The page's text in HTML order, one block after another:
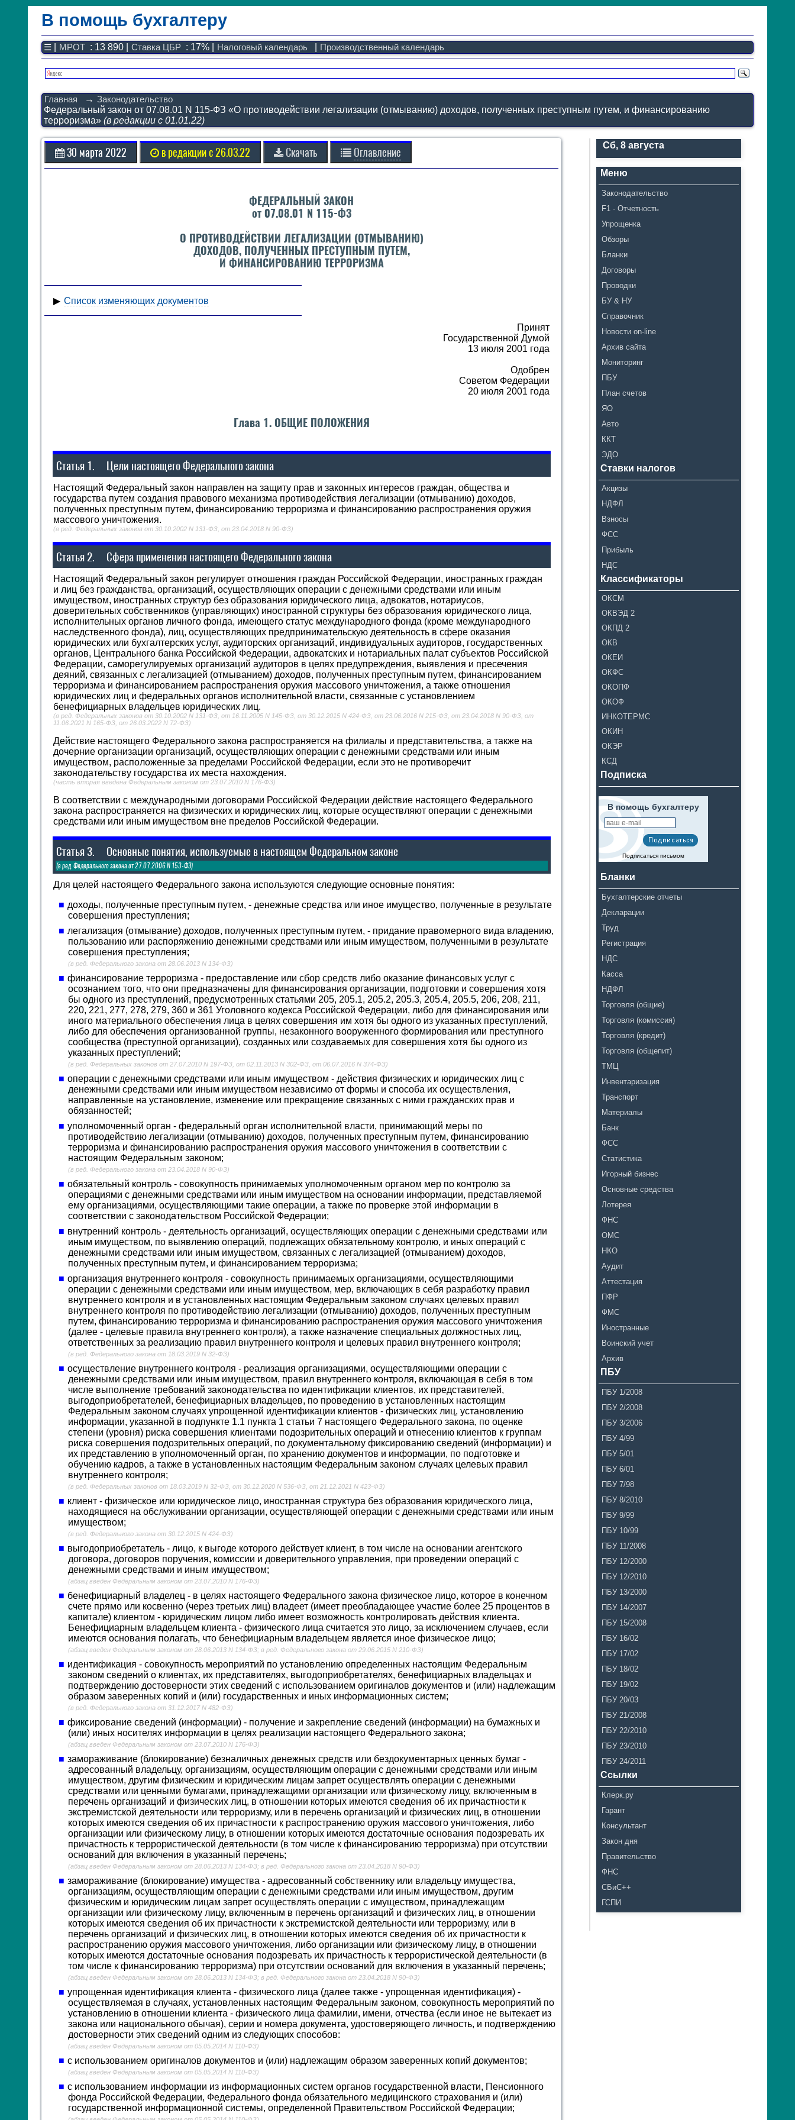
В помощь бухгалтеру
☰ МРОТ : 13 890 | Ставка ЦБР : 17% | Налоговый календарь Производственный календарь
Законодательство
F1 - Отчетность
План счетов
Упрощенка
Договоры
Главная → Законодательство
Федеральный закон от 07.08.01 N 115-ФЗ «О противодействии легализации (отмыванию) доходов, полученных преступным путем, и финансированию
терроризма»(в редакции с 01.01.22)
30 марта 2022 в редакции с 26.03.22 Скачать Оглавление
ФЕДЕРАЛЬНЫЙ ЗАКОН
от 07.08.01 N 115-ФЗ
О ПРОТИВОДЕЙСТВИИ ЛЕГАЛИЗАЦИИ (ОТМЫВАНИЮ)
ДОХОДОВ, ПОЛУЧЕННЫХ ПРЕСТУПНЫМ ПУТЕМ,
И ФИНАНСИРОВАНИЮ ТЕРРОРИЗМА
Список изменяющих документов
Принят
Государственной Думой
13 июля 2001 года
Одобрен
Советом Федерации
20 июля 2001 года
Глава 1. ОБЩИЕ ПОЛОЖЕНИЯ
Статья 1. Цели настоящего Федерального закона
Настоящий Федеральный закон направлен на защиту прав и законных интересов граждан, общества и
государства путем создания правового механизма противодействия легализации (отмыванию) доходов,
полученных преступным путем, финансированию терроризма и финансированию распространения оружия
массового уничтожения.
(в ред. Федеральных законов от 30.10.2002 N 131-ФЗ, от 23.04.2018 N 90-ФЗ)
Статья 2. Сфера применения настоящего Федерального закона
Настоящий Федеральный закон регулирует отношения граждан Российской Федерации, иностранных граждан
и лиц без гражданства, организаций, осуществляющих операции с денежными средствами или иным
имуществом, иностранных структур без образования юридического лица, адвокатов, нотариусов,
доверительных собственников (управляющих) иностранной структуры без образования юридического лица,
исполнительных органов личного фонда, имеющего статус международного фонда (кроме международного
наследственного фонда), лиц, осуществляющих предпринимательскую деятельность в сфере оказания
юридических или бухгалтерских услуг, аудиторских организаций, индивидуальных аудиторов, государственных
органов, Центрального банка Российской Федерации, адвокатских и нотариальных палат субъектов Российской
Федерации, саморегулируемых организаций аудиторов в целях предупреждения, выявления и пресечения
деяний, связанных с легализацией (отмыванием) доходов, полученных преступным путем, финансированием
терроризма и финансированием распространения оружия массового уничтожения, а также отношения
юридических лиц и федеральных органов исполнительной власти, связанные с установлением
бенефициарных владельцев юридических лиц.
(в ред. Федеральных законов от 30.10.2002 N 131-ФЗ, от 16.11.2005 N 145-ФЗ, от 30.12.2015 N 424-ФЗ, от 23.06.2016 N 215-ФЗ, от 23.04.2018 N 90-ФЗ, от
11.06.2021 N 165-ФЗ, от 26.03.2022 N 72-ФЗ)
Действие настоящего Федерального закона распространяется на филиалы и представительства, а также на
дочерние организации организаций, осуществляющих операции с денежными средствами или иным
имуществом, расположенные за пределами Российской Федерации, если это не противоречит
законодательству государства их места нахождения.
(часть вторая введена Федеральным законом от 23.07.2010 N 176-ФЗ)
В соответствии с международными договорами Российской Федерации действие настоящего Федерального
закона распространяется на физических и юридических лиц, которые осуществляют операции с денежными
средствами или иным имуществом вне пределов Российской Федерации.
Статья 3. Основные понятия, используемые в настоящем Федеральном законе
(в ред. Федерального закона от 27.07.2006 N 153-ФЗ)
Для целей настоящего Федерального закона используются следующие основные понятия:
доходы, полученные преступным путем, - денежные средства или иное имущество, полученные в результате
совершения преступления;
легализация (отмывание) доходов, полученных преступным путем, - придание правомерного вида владению,
пользованию или распоряжению денежными средствами или иным имуществом, полученными в результате
совершения преступления;
(в ред. Федерального закона от 28.06.2013 N 134-ФЗ)
финансирование терроризма - предоставление или сбор средств либо оказание финансовых услуг с
осознанием того, что они предназначены для финансирования организации, подготовки и совершения хотя
бы одного из преступлений, предусмотренных статьями 205, 205.1, 205.2, 205.3, 205.4, 205.5, 206, 208, 211,
220, 221, 277, 278, 279, 360 и 361 Уголовного кодекса Российской Федерации, либо для финансирования или
иного материального обеспечения лица в целях совершения им хотя бы одного из указанных преступлений,
либо для обеспечения организованной группы, незаконного вооруженного формирования или преступного
сообщества (преступной организации), созданных или создаваемых для совершения хотя бы одного из
указанных преступлений;
(в ред. Федеральных законов от 27.07.2010 N 197-ФЗ, от 02.11.2013 N 302-ФЗ, от 06.07.2016 N 374-ФЗ)
операции с денежными средствами или иным имуществом - действия физических и юридических лиц с
денежными средствами или иным имуществом независимо от формы и способа их осуществления,
направленные на установление, изменение или прекращение связанных с ними гражданских прав и
обязанностей;
уполномоченный орган - федеральный орган исполнительной власти, принимающий меры по
противодействию легализации (отмыванию) доходов, полученных преступным путем, финансированию
терроризма и финансированию распространения оружия массового уничтожения в соответствии с
настоящим Федеральным законом;
(в ред. Федерального закона от 23.04.2018 N 90-ФЗ)
обязательный контроль - совокупность принимаемых уполномоченным органом мер по контролю за
операциями с денежными средствами или иным имуществом на основании информации, представляемой
ему организациями, осуществляющими такие операции, а также по проверке этой информации в
соответствии с законодательством Российской Федерации;
внутренний контроль - деятельность организаций, осуществляющих операции с денежными средствами или
иным имуществом, по выявлению операций, подлежащих обязательному контролю, и иных операций с
денежными средствами или иным имуществом, связанных с легализацией (отмыванием) доходов,
полученных преступным путем, и финансированием терроризма;
организация внутреннего контроля - совокупность принимаемых организациями, осуществляющими
операции с денежными средствами или иным имуществом, мер, включающих в себя разработку правил
внутреннего контроля и в установленных настоящим Федеральным законом случаях целевых правил
внутреннего контроля по противодействию легализации (отмыванию) доходов, полученных преступным
путем, финансированию терроризма и финансированию распространения оружия массового уничтожения
(далее - целевые правила внутреннего контроля), а также назначение специальных должностных лиц,
ответственных за реализацию правил внутреннего контроля и целевых правил внутреннего контроля;
(в ред. Федерального закона от 18.03.2019 N 32-ФЗ)
осуществление внутреннего контроля - реализация организациями, осуществляющими операции с
денежными средствами или иным имуществом, правил внутреннего контроля, включающая в себя в том
числе выполнение требований законодательства по идентификации клиентов, их представителей,
выгодоприобретателей, бенефициарных владельцев, по проведению в установленных настоящим
Федеральным законом случаях упрощенной идентификации клиентов - физических лиц, установлению
информации, указанной в подпункте 1.1 пункта 1 статьи 7 настоящего Федерального закона, по оценке
степени (уровня) риска совершения клиентами подозрительных операций и отнесению клиентов к группам
риска совершения подозрительных операций, по документальному фиксированию сведений (информации) и
их представлению в уполномоченный орган, по хранению документов и информации, по подготовке и
обучению кадров, а также в установленных настоящим Федеральным законом случаях целевых правил
внутреннего контроля;
(в ред. Федеральных законов от 18.03.2019 N 32-ФЗ, от 30.12.2020 N 536-ФЗ, от 21.12.2021 N 423-ФЗ)
клиент - физическое или юридическое лицо, иностранная структура без образования юридического лица,
находящиеся на обслуживании организации, осуществляющей операции с денежными средствами или иным
имуществом;
(в ред. Федерального закона от 30.12.2015 N 424-ФЗ)
выгодоприобретатель - лицо, к выгоде которого действует клиент, в том числе на основании агентского
договора, договоров поручения, комиссии и доверительного управления, при проведении операций с
денежными средствами и иным имуществом;
(абзац введен Федеральным законом от 23.07.2010 N 176-ФЗ)
бенефициарный владелец - в целях настоящего Федерального закона физическое лицо, которое в конечном
счете прямо или косвенно (через третьих лиц) владеет (имеет преобладающее участие более 25 процентов в
капитале) клиентом - юридическим лицом либо имеет возможность контролировать действия клиента.
Бенефициарным владельцем клиента - физического лица считается это лицо, за исключением случаев, если
имеются основания полагать, что бенефициарным владельцем является иное физическое лицо;
(абзац введен Федеральным законом от 28.06.2013 N 134-ФЗ; в ред. Федерального закона от 29.06.2015 N 210-ФЗ)
идентификация - совокупность мероприятий по установлению определенных настоящим Федеральным
законом сведений о клиентах, их представителях, выгодоприобретателях, бенефициарных владельцах и
подтверждению достоверности этих сведений с использованием оригиналов документов и (или) надлежащим
образом заверенных копий и (или) государственных и иных информационных систем;
(в ред. Федерального закона от 31.12.2017 N 482-ФЗ)
фиксирование сведений (информации) - получение и закрепление сведений (информации) на бумажных и
(или) иных носителях информации в целях реализации настоящего Федерального закона;
(абзац введен Федеральным законом от 23.07.2010 N 176-ФЗ)
замораживание (блокирование) безналичных денежных средств или бездокументарных ценных бумаг -
адресованный владельцу, организациям, осуществляющим операции с денежными средствами или иным
имуществом, другим физическим и юридическим лицам запрет осуществлять операции с денежными
средствами или ценными бумагами, принадлежащими организации или физическому лицу, включенным в
перечень организаций и физических лиц, в отношении которых имеются сведения об их причастности к
экстремистской деятельности или терроризму, или в перечень организаций и физических лиц, в отношении
которых имеются сведения об их причастности к распространению оружия массового уничтожения, либо
организации или физическому лицу, в отношении которых имеются достаточные основания подозревать их
причастность к террористической деятельности (в том числе к финансированию терроризма) при отсутствии
оснований для включения в указанный перечень;
(абзац введен Федеральным законом от 28.06.2013 N 134-ФЗ; в ред. Федерального закона от 23.04.2018 N 90-ФЗ)
замораживание (блокирование) имущества - адресованный собственнику или владельцу имущества,
организациям, осуществляющим операции с денежными средствами или иным имуществом, другим
физическим и юридическим лицам запрет осуществлять операции с имуществом, принадлежащим
организации или физическому лицу, включенным в перечень организаций и физических лиц, в отношении
которых имеются сведения об их причастности к экстремистской деятельности или терроризму, или в
перечень организаций и физических лиц, в отношении которых имеются сведения об их причастности к
распространению оружия массового уничтожения, либо организации или физическому лицу, в отношении
которых имеются достаточные основания подозревать их причастность к террористической деятельности (в
том числе к финансированию терроризма) при отсутствии оснований для включения в указанный перечень;
(абзац введен Федеральным законом от 28.06.2013 N 134-ФЗ; в ред. Федерального закона от 23.04.2018 N 90-ФЗ)
упрощенная идентификация клиента - физического лица (далее также - упрощенная идентификация) -
осуществляемая в случаях, установленных настоящим Федеральным законом, совокупность мероприятий по
установлению в отношении клиента - физического лица фамилии, имени, отчества (если иное не вытекает из
закона или национального обычая), серии и номера документа, удостоверяющего личность, и подтверждению
достоверности этих сведений одним из следующих способов:
(абзац введен Федеральным законом от 05.05.2014 N 110-ФЗ)
с использованием оригиналов документов и (или) надлежащим образом заверенных копий документов;
(абзац введен Федеральным законом от 05.05.2014 N 110-ФЗ)
с использованием информации из информационных систем органов государственной власти, Пенсионного
фонда Российской Федерации, Федерального фонда обязательного медицинского страхования и (или)
государственной информационной системы, определенной Правительством Российской Федерации;
Сб, 8 августа
Меню
Законодательство
F1 - Отчетность
Упрощенка
Обзоры
Бланки
Договоры
Проводки
БУ & НУ
Справочник
Новости on-line
Архив сайта
Мониторинг
ПБУ
План счетов
ЯО
Авто
ККТ
ЭДО
Ставки налогов
Акцизы
НДФЛ
Взносы
ФСС
Прибыль
НДС
Классификаторы
ОКСМ
ОКВЭД 2
ОКПД 2
ОКВ
ОКЕИ
ОКФС
ОКОПФ
ОКОФ
ИНКОТЕРМС
ОКИН
ОКЭР
КСД
Подписка
В помощь бухгалтеру
Подписаться письмом
Бланки
Бухгалтерские отчеты
Декларации
Труд
Регистрация
НДС
Касса
НДФЛ
Торговля (общие)
Торговля (комиссия)
Торговля (кредит)
Торговля (общепит)
ТМЦ
Инвентаризация
Транспорт
Материалы
Банк
ФСС
Статистика
Игорный бизнес
Основные средства
Лотерея
ФНС
ОМС
НКО
Аудит
Аттестация
ПФР
ФМС
Иностранные
Воинский учет
Архив
ПБУ
ПБУ 1/2008
ПБУ 2/2008
ПБУ 3/2006
ПБУ 4/99
ПБУ 5/01
ПБУ 6/01
ПБУ 7/98
ПБУ 8/2010
ПБУ 9/99
ПБУ 10/99
ПБУ 11/2008
ПБУ 12/2000
ПБУ 12/2010
ПБУ 13/2000
ПБУ 14/2007
ПБУ 15/2008
ПБУ 16/02
ПБУ 17/02
ПБУ 18/02
ПБУ 19/02
ПБУ 20/03
ПБУ 21/2008
ПБУ 22/2010
ПБУ 23/2010
ПБУ 24/2011
Ссылки
Клерк.ру
Гарант
Консультант
Закон дня
Правительство
ФНС
СБиС++
ГСПИ